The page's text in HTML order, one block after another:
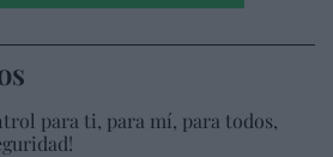
para ti, para mí, para todos,